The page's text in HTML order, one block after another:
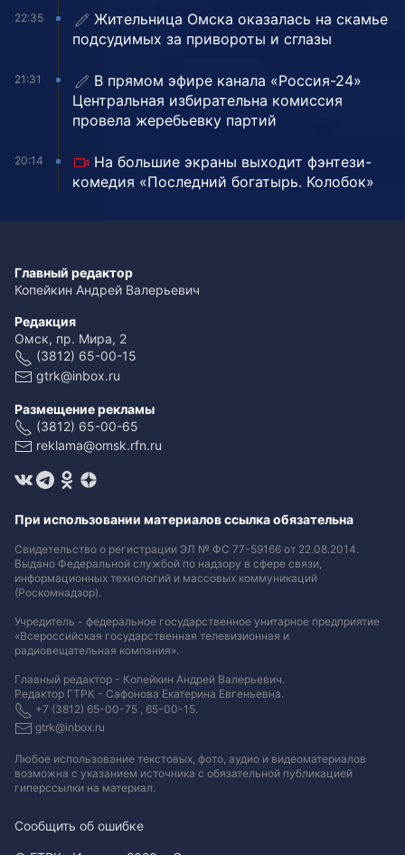
22:35
Жительница Омска оказалась на скамье
подсудимых за привороты и сглазы
21:31
В прямом эфире канала «Россия-24»
Центральная избирательна комиссия
провела жеребьевку партий
20:14
На большие экраны выходит фэнтези-
комедия «Последний богатырь. Колобок»
Главный редактор
Копейкин Андрей Валерьевич
Редакция
Омск, пр. Мира, 2
(3812) 65-00-15
gtrk@inbox.ru
Размещение рекламы
(3812) 65-00-65
reklama@omsk.rfn.ru
При использовании материалов ссылка обязательна
Свидетельство о регистрации ЭЛ № ФС 77-59166 от 22.08.2014.
Выдано Федеральной службой по надзору в сфере связи,
информационных технологий и массовых коммуникаций
(Роскомнадзор).
Учредитель - федеральное государственное унитарное предприятие
«Всероссийская государственная телевизионная и
радиовещательная компания».
Главный редактор - Копейкин Андрей Валерьевич.
Редактор ГТРК - Сафонова Екатерина Евгеньевна.
+7 (3812) 65-00-75 , 65-00-15.
gtrk@inbox.ru
Любое использование текстовых, фото, аудио и видеоматериалов
возможна с указанием источника с обязательной публикацией
гиперссылки на материал.
Сообщить об ошибке